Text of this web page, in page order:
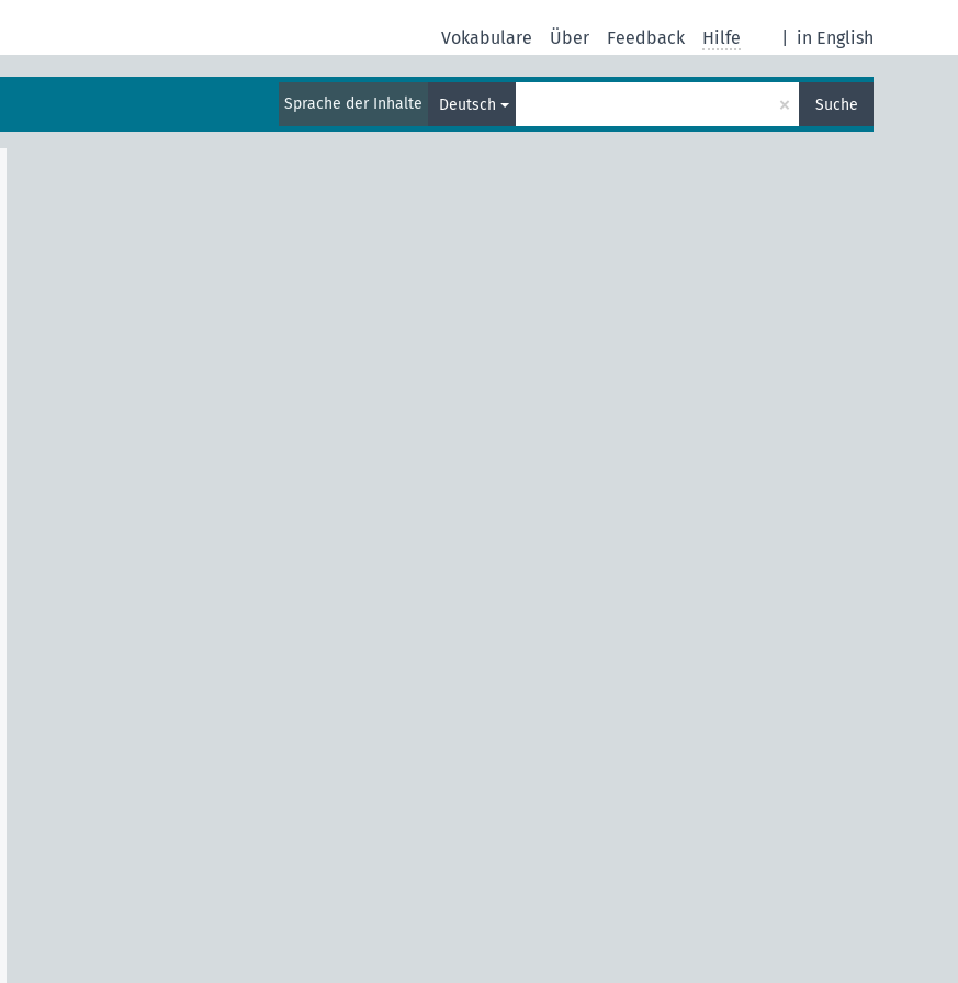
in English
Vokabulare Über Feedback Hilfe
Sprache der Inhalte Deutsch × Suche